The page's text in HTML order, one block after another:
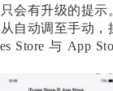
会有升级的提示
自动调至手动，
Store 与 App